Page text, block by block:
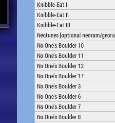
Knibble-Eat I
Knibble-Eat II
Knibble-Eat III
Neotunes [optional neoram/
No One's Boulder 10
No One's Boulder 11
No One's Boulder 12
No One's Boulder 17
No One's Boulder 3
No One's Boulder 6
No One's Boulder 7
No One's Boulder 8